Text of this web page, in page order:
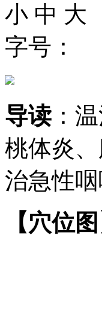
小 中 大
字号：
导读 ：
桃体炎
治急性
【穴位图